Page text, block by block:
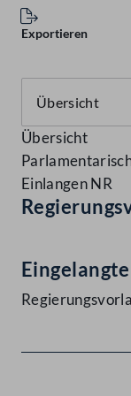
Exportieren
Übersicht
Einlangen NR